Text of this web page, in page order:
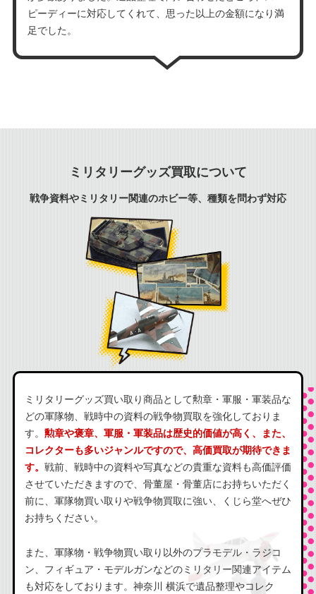
ピーディーに対応してくれて、思った以上の金額になり満
足でした。
ミリタリーグッズ買取について
戦争資料やミリタリー関連のホビー等、種類を問わず対応
ミリタリーグッズ買い取り商品として勲章・軍服・軍装品な
どの軍隊物、戦時中の資料の戦争物買取を強化しておりま
す。 勲章や褒章、軍服・軍装品は歴史的価値が高く、また、
コレクターも多いジャンルですので、高価買取が期待できま
す。 戦前、戦時中の資料や写真などの貴重な資料も高価評価
させていただきますので、骨董屋・骨董店にお持ちいただく
前に、軍隊物買い取りや戦争物買取に強い、くじら堂へぜひ
お持ちください。
また、軍隊物・戦争物買い取り以外のプラモデル・ラジコ
ン、フィギュア・モデルガンなどのミリタリー関連アイテム
も対応をしております。神奈川 横浜で遺品整理やコレク